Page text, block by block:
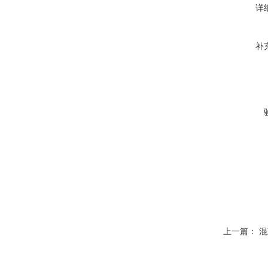
详
补
上一篇：